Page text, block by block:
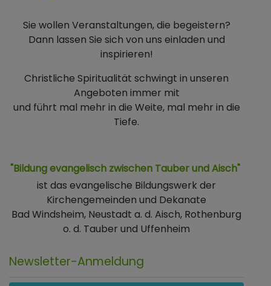
Sie wollen Veranstaltungen, die begeistern?
Dann lassen Sie sich von uns einladen und
inspirieren!
Christliche Spiritualität schwingt in unseren
Angeboten immer mit
und führt mal mehr in die Weite, mal mehr in die
Tiefe.
"Bildung evangelisch zwischen Tauber und Aisch"
ist das evangelische Bildungswerk der
Kirchengemeinden und Dekanate
Bad Windsheim, Neustadt a. d. Aisch, Rothenburg
o. d. Tauber und Uffenheim
Newsletter-Anmeldung